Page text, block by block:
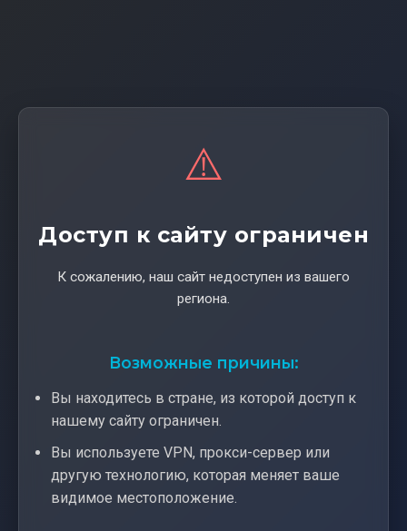
⚠️
Доступ к сайту ограничен
К сожалению, наш сайт недоступен из вашего
региона.
Возможные причины:
Вы находитесь в стране, из которой доступ к
нашему сайту ограничен.
Вы используете VPN, прокси-сервер или
другую технологию, которая меняет ваше
видимое местоположение.